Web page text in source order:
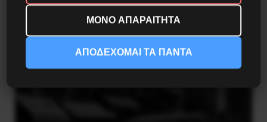
ΜΟΝΟ ΑΠΑΡΑΙΤΗΤΑ
ΑΠΟΔΕΧΟΜΑΙ ΤΑ ΠΑΝΤΑ